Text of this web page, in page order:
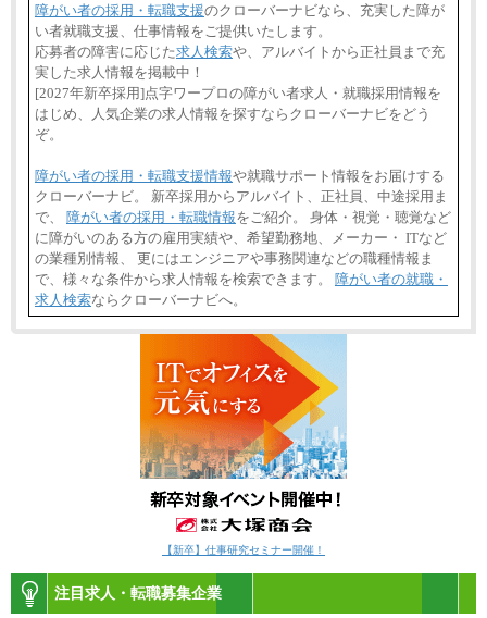
障がい者の採用・転職支援のクローバーナビなら、充実した障が
い者就職支援、仕事情報をご提供いたします。
応募者の障害に応じた求人検索や、アルバイトから正社員まで充
実した求人情報を掲載中！
[2027年新卒採用]点字ワープロの障がい者求人・就職採用情報を
はじめ、人気企業の求人情報を探すならクローバーナビをどう
ぞ。
障がい者の採用・転職支援情報や就職サポート情報をお届けする
クローバーナビ。 新卒採用からアルバイト、正社員、中途採用ま
で、 障がい者の採用・転職情報をご紹介。 身体・視覚・聴覚など
に障がいのある方の雇用実績や、希望勤務地、メーカー・ ITなど
の業種別情報、 更にはエンジニアや事務関連などの職種情報ま
で、様々な条件から求人情報を検索できます。 障がい者の就職・
求人検索ならクローバーナビへ。
【新卒】仕事研究セミナー開催！
注目求人・転職募集企業